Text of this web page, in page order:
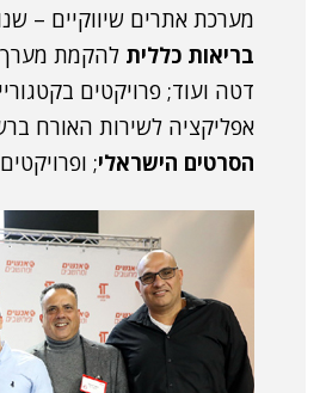
מערכת אתרים שיווקיים –
בריאות כללית
דטה ועוד; פרויקטים
אפליקציה לשירות האורח
הסרטים הישראלי;